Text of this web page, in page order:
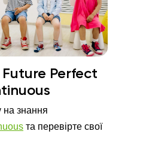
Perfect
на знання
та перевірте свої